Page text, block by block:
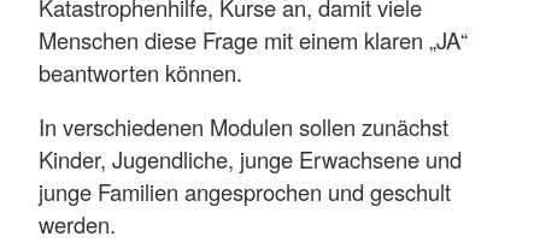
Katastrophenhilfe, Kurse an, damit viele
Menschen diese Frage mit einem klaren „JA“
beantworten können.
In verschiedenen Modulen sollen zunächst
Kinder, Jugendliche, junge Erwachsene und
junge Familien angesprochen und geschult
werden.